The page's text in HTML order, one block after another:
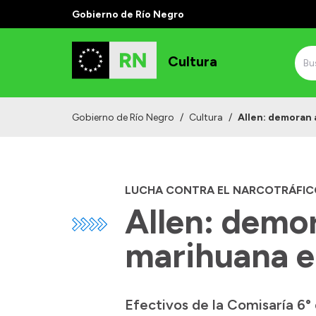
Gobierno de Río Negro
Cultura
Gobierno de Río Negro / Cultura / Allen: demoran
LUCHA CONTRA EL
Allen:
marihuana
Efectivos de la Comisaría